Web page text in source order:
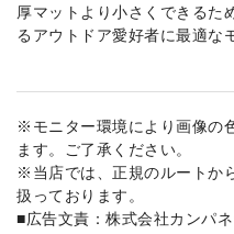
厚マットより小さくできるた
るアウトドア愛好者に最適な
※モニター環境により画像の
ます。ご了承ください。
※当店では、正規のルートか
扱っております。
■広告文責：株式会社カンパネ